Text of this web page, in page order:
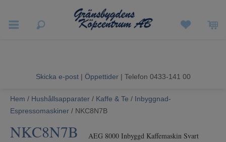
Sommarrea
Vitvaror
Skicka e-post | Öppettider| Telefon 0433-141 00
Hem / Hushållsapparater / Kaffe & Te / Inbyggnad-
Espressomaskiner / NKC8N7B
NKC8N7B AEG 8000 Inbyggd Kaffemaskin Svart